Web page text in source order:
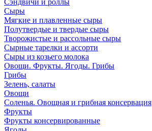
Сэндвичи и роллы
Сыры
Мягкие и плавленные сыры
Полутвердые и твердые сыры
Творожистые и рассольные сыры
Сырные тарелки и ассорти
Сыры из козьего молока
Овощи. Фрукты. Ягоды. Грибы
Грибы
Зелень, салаты
Овощи
Соленья. Овощная и грибная консервация
Фрукты
Фрукты консервированные